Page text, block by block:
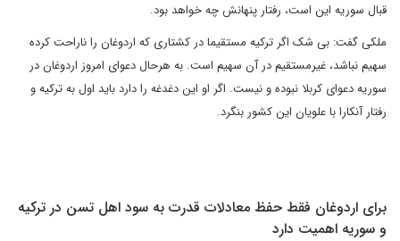
قبال سوریه این است، رفتار پنهانش چه خواهد بود.
ملکی گفت: بی شک اگر ترکیه مستقیما در کشتاری که اردوغان را ناراحت کرده
سهیم نباشد، غیرمستقیم در آن سهیم است. به هرحال دعوای امروز اردوغان در
سوریه دعوای کربلا نبوده و نیست. اگر او این دغدغه را دارد باید اول به ترکیه و
رفتار آنکارا با علویان این کشور بنگرد.
برای اردوغان فقط حفظ معادلات قدرت به سود اهل تسن در ترکیه
و سوریه اهمیت دارد